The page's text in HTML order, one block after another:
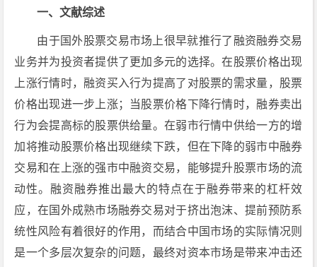
一、文献综述
由于国外股票交易市场上很早就推行了融资融券交易
业务并为投资者提供了更加多元的选择。在股票价格出现
上涨行情时，融资买入行为提高了对股票的需求量，股票
价格出现进一步上涨；当股票价格下降行情时，融券卖出
行为会提高标的股票供给量。在弱市行情中供给一方的增
加将推动股票价格出现继续下跌，但在下降的弱市中融券
交易和在上涨的强市中融资交易，能够提升股票市场的流
动性。融资融券推出最大的特点在于融券带来的杠杆效
应，在国外成熟市场融券交易对于挤出泡沫、提前预防系
统性风险有着很好的作用，而结合中国市场的实际情况则
是一个多层次复杂的问题，最终对资本市场是带来冲击还